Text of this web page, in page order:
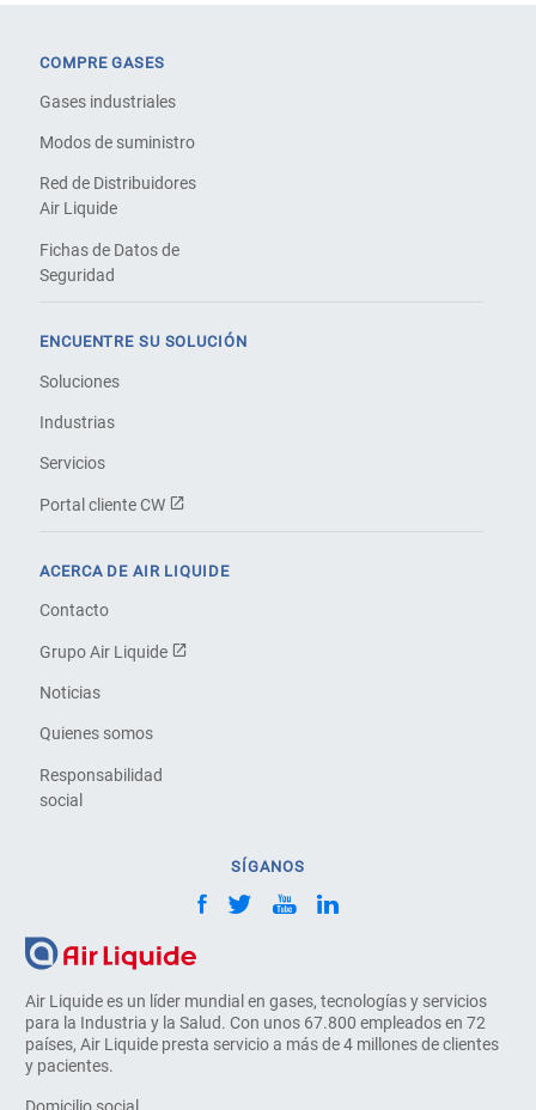
Air Liquide es un líder mundial en gases, tecnologías y servicios
para la Industria y la Salud. Con unos 67.800 empleados en 72
países, Air Liquide presta servicio a más de 4 millones de clientes
y pacientes.
COMPRE GASES
Gases industriales
Modos de suministro
Red de Distribuidores
Air Liquide
Fichas de Datos de
Seguridad
ENCUENTRE SU SOLUCIÓN
Soluciones
Industrias
Servicios
Portal cliente CW
ACERCA DE AIR LIQUIDE
Contacto
Grupo Air Liquide
Noticias
Quienes somos
Responsabilidad
social
SÍGANOS